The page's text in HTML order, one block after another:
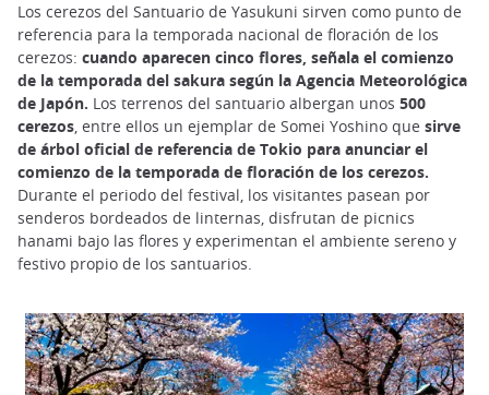
Los cerezos del Santuario de Yasukuni sirven como punto de
referencia para la temporada nacional de floración de los
cerezos: cuando aparecen cinco flores, señala el comienzo
de la temporada del sakura según la Agencia Meteorológica
de Japón. Los terrenos del santuario albergan unos 500
cerezos, entre ellos un ejemplar de Somei Yoshino que sirve
de árbol oficial de referencia de Tokio para anunciar el
comienzo de la temporada de floración de los cerezos.
Durante el periodo del festival, los visitantes pasean por
senderos bordeados de linternas, disfrutan de picnics
hanami bajo las flores y experimentan el ambiente sereno y
festivo propio de los santuarios.